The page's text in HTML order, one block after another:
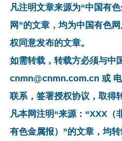
凡注明文章来源为“中国有
网”的文章，均为中国有色
权同意发布的文章。
如需转载，转载方必须与中
cnmn@cnmn.com.cn 或 电
联系，签署授权协议，取得
凡本网注明“来源：“XXX（
有色金属报）”的文章，均